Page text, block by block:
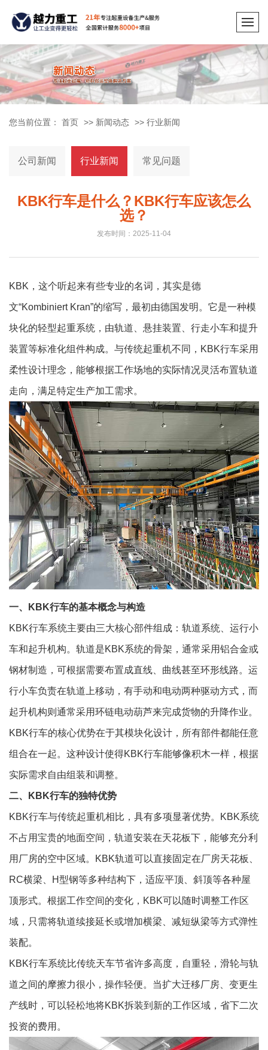
您当前位置： 首页 >> 新闻动态 >> 行业新闻
公司新闻 行业新闻 常见问题
KBK行车是什么？KBK行车应该怎么
选？
发布时间：2025-11-04
KBK，这个听起来有些专业的名词，其实是德
文“Kombiniert Kran”的缩写，最初由德国发明。它是一种模
块化的轻型起重系统，由轨道、悬挂装置、行走小车和提升
装置等标准化组件构成。与传统起重机不同，KBK行车采用
柔性设计理念，能够根据工作场地的实际情况灵活布置轨道
走向，满足特定生产加工需求。
一、KBK行车的基本概念与构造
KBK行车系统主要由三大核心部件组成：轨道系统、运行小
车和起升机构。轨道是KBK系统的骨架，通常采用铝合金或
钢材制造，可根据需要布置成直线、曲线甚至环形线路。运
行小车负责在轨道上移动，有手动和电动两种驱动方式，而
起升机构则通常采用环链电动葫芦来完成货物的升降作业。
KBK行车的核心优势在于其模块化设计，所有部件都能任意
组合在一起。这种设计使得KBK行车能够像积木一样，根据
实际需求自由组装和调整。
二、KBK行车的独特优势
KBK行车与传统起重机相比，具有多项显著优势。KBK系统
不占用宝贵的地面空间，轨道安装在天花板下，能够充分利
用厂房的空中区域。KBK轨道可以直接固定在厂房天花板、
RC横梁、H型钢等多种结构下，适应平顶、斜顶等各种屋
顶形式。根据工作空间的变化，KBK可以随时调整工作区
域，只需将轨道续接延长或增加横梁、减短纵梁等方式弹性
装配。
KBK行车系统比传统天车节省许多高度，自重轻，滑轮与轨
道之间的摩擦力很小，操作轻便。当扩大迁移厂房、变更生
产线时，可以轻松地将KBK拆装到新的工作区域，省下二次
投资的费用。